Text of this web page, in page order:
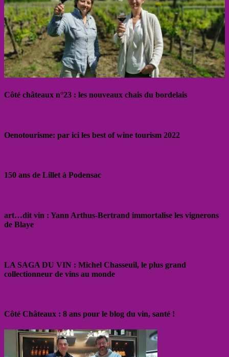
Côté châteaux n°23 : les nouveaux chais du bordelais
Oenotourisme: par ici les best of wine tourism 2022
150 ans de Lillet à Podensac
art…dit vin : Yann Arthus-Bertrand immortalise les vignerons
de Blaye
LA SAGA DU VIN : Michel Chasseuil, le plus grand
collectionneur de vins au monde
Côté Châteaux : 8 ans pour le blog du vin, santé !